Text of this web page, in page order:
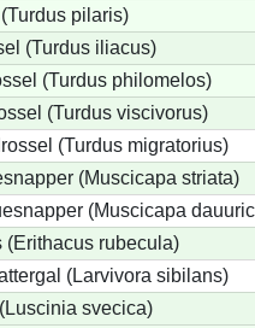
pilaris)
(Turdus iliacus)
(Turdus philomelos)
(Turdus viscivorus)
(Turdus migratorius)
(Muscicapa striata)
(Muscicapa
(Erithacus rubecula)
(Larvivora sibilans)
svecica)